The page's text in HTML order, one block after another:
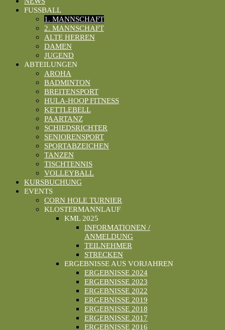
FUSSBALL
1. MANNSCHAFT
2. MANNSCHAFT
ALTE HERREN
DAMEN
JUGEND
ABTEILUNGEN
AROHA
BADMINTON
BREITENSPORT
HULA-HOOP FITNESS
KETTLEBELL
PAARTANZ
SCHIEDSRICHTER
SENIORENSPORT
SPORTABZEICHEN
TANZEN
TISCHTENNIS
VOLLEYBALL
KURSBUCHUNG
EVENTS
CORN HOLE TURNIER
KLOSTERMANNLAUF
KML 2025
INFORMATIONEN /
ANMELDUNG
TEILNEHMER
STRECKEN
ERGEBNISSE AUS VORJAHREN
ERGEBNISSE 2024
ERGEBNISSE 2023
ERGEBNISSE 2022
ERGEBNISSE 2019
ERGEBNISSE 2018
ERGEBNISSE 2017
ERGEBNISSE 2016